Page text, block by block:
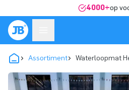
4000+op
Assortiment Waterloopmat